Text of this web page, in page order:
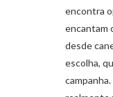
encontra
encantam
desde
escolha,